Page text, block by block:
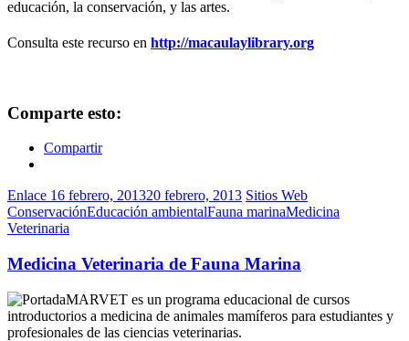
educación, la conservación, y las artes.
Consulta este recurso en http://macaulaylibrary.org
Comparte esto:
Compartir
Enlace 16 febrero, 201320 febrero, 2013 Sitios Web
ConservaciónEducación ambientalFauna marinaMedicina
Veterinaria
Medicina Veterinaria de Fauna Marina
MARVET es un programa educacional de cursos
introductorios a medicina de animales mamíferos para estudiantes y
profesionales de las ciencias veterinarias.